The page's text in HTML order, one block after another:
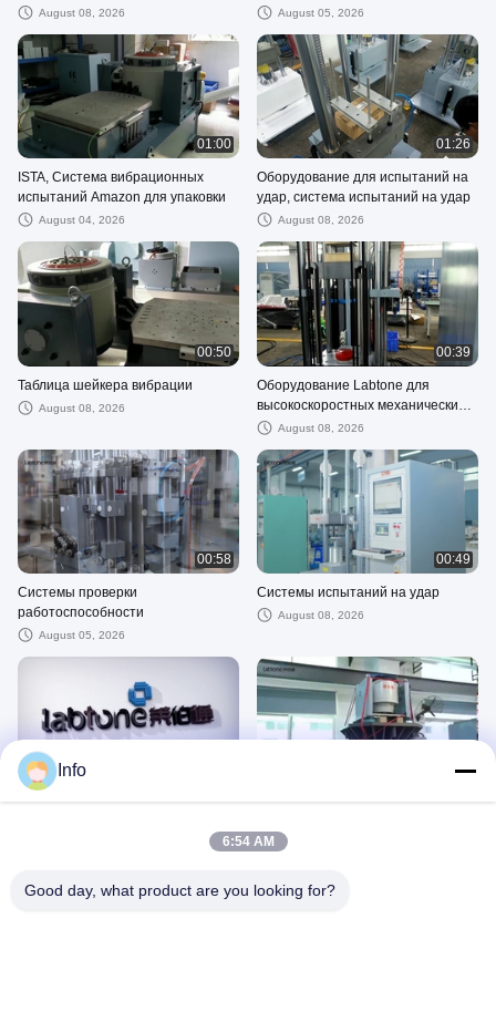
August 08, 2026
динамический вибростенд с
August 05, 2026
01:00
ISTA, Система вибрационных
испытаний Amazon для упаковки
August 04, 2026
01:26
Оборудование для испытаний на
удар, система испытаний на удар
August 08, 2026
00:50
Таблица шейкера вибрации
August 08, 2026
00:39
Оборудование Labtone для
высокоскоростных механических
испытаний на удар
August 08, 2026
00:58
Системы проверки
работоспособности
August 05, 2026
00:49
Системы испытаний на удар
August 08, 2026
Введение в компанию Labtone
00:49
Системы испытаний вибрации
Info
6:54 AM
Good day, what product are you looking for?